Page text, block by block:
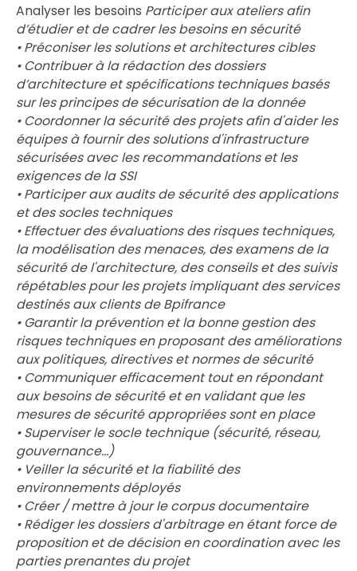
Analyser les besoins Participer aux ateliers afin
d’étudier et de cadrer les besoins en sécurité
• Préconiser les solutions et architectures cibles
• Contribuer à la rédaction des dossiers
d’architecture et spécifications techniques basés
sur les principes de sécurisation de la donnée
• Coordonner la sécurité des projets afin d'aider les
équipes à fournir des solutions d'infrastructure
sécurisées avec les recommandations et les
exigences de la SSI
• Participer aux audits de sécurité des applications
et des socles techniques
• Effectuer des évaluations des risques techniques,
la modélisation des menaces, des examens de la
sécurité de l'architecture, des conseils et des suivis
répétables pour les projets impliquant des services
destinés aux clients de Bpifrance
• Garantir la prévention et la bonne gestion des
risques techniques en proposant des améliorations
aux politiques, directives et normes de sécurité
• Communiquer efficacement tout en répondant
aux besoins de sécurité et en validant que les
mesures de sécurité appropriées sont en place
• Superviser le socle technique (sécurité, réseau,
gouvernance...)
• Veiller la sécurité et la fiabilité des
environnements déployés
• Créer / mettre à jour le corpus documentaire
• Rédiger les dossiers d'arbitrage en étant force de
proposition et de décision en coordination avec les
parties prenantes du projet